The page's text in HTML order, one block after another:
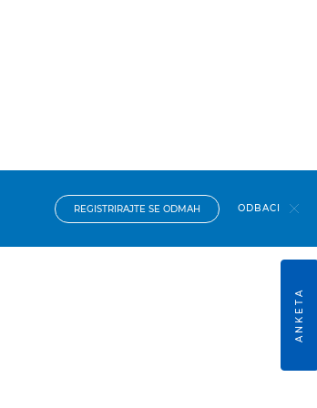
REGISTRIRAJTE SE ODMAH ODBACI
ANKETA